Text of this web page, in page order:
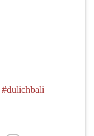
#dulichbali